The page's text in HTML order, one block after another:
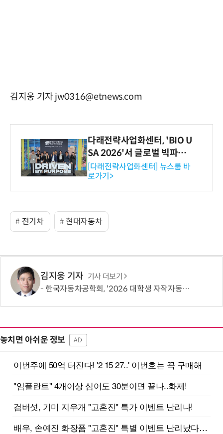
김지웅 기자 jw0316@etnews.com
다래전략사업화센터, 'BIO U
SA 2026'서 글로벌 빅파마
와의 비즈니스 미팅 지원…K
-바이오 해외 진출 교두보 확
보
[다래전략사업화센터] 뉴스룸 바
로가기>
전기차 현대자동차
김지웅 기자 기사 더보기
한국자동차공학회, '2026 대학생 자작자동차대회 포뮬러 부문' 개최
놓치면 아쉬운 정보 AD